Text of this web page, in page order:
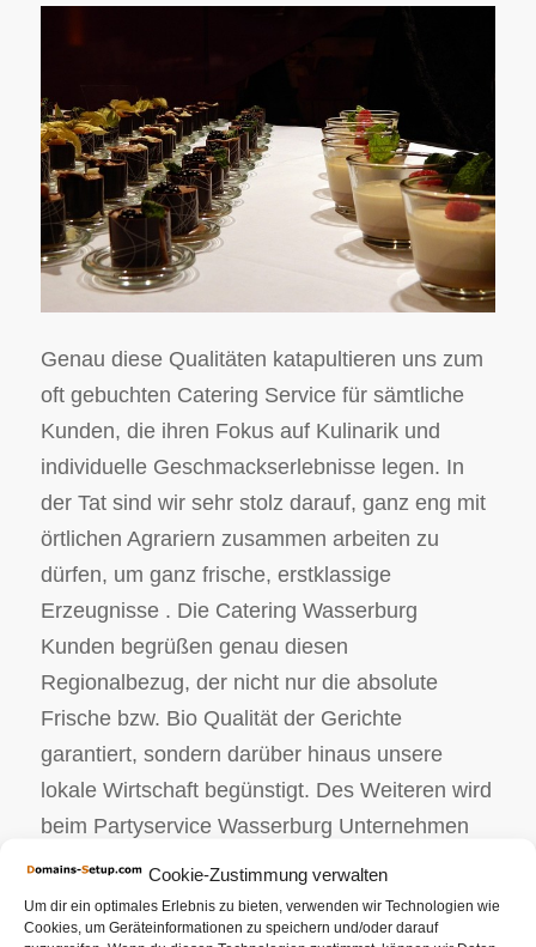
Cookie-Zustimmung verwalten
Um dir ein optimales Erlebnis zu bieten, verwenden wir Technologien wie
Cookies, um Geräteinformationen zu speichern und/oder darauf
Genau diese Qualitäten katapultieren uns zum
oft gebuchten Catering Service für sämtliche
Kunden, die ihren Fokus auf Kulinarik und
individuelle Geschmackserlebnisse legen. In
der Tat sind wir sehr stolz darauf, ganz eng mit
örtlichen Agrariern zusammen arbeiten zu
dürfen, um ganz frische, erstklassige
Erzeugnisse . Die Catering Wasserburg
Kunden begrüßen genau diesen
Regionalbezug, der nicht nur die absolute
Frische bzw. Bio Qualität der Gerichte
garantiert, sondern darüber hinaus unsere
lokale Wirtschaft begünstigt. Des Weiteren wird
beim Partyservice Wasserburg Unternehmen
große Bedeutung bzgl. Öko und Nachhaltigkeit
gelegt. Alle unsere Öko Erzeugnisse wurden
genauestens geprüft und kommen von sehr